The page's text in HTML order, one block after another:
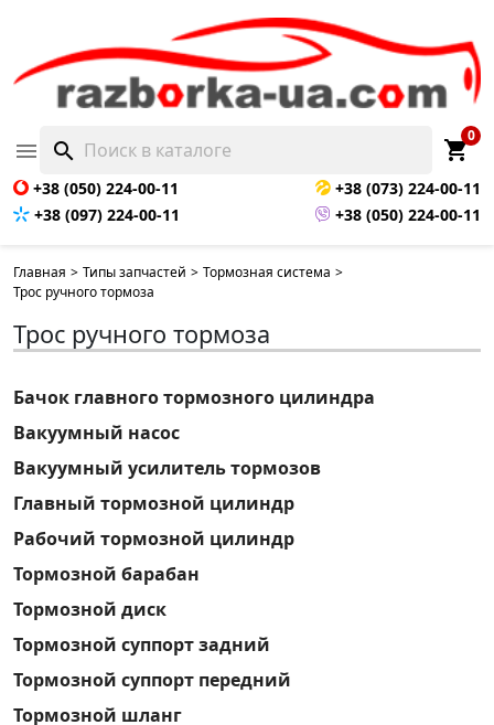
 search shopping_cart
0
+38 (050) 224-00-11
+38 (073) 224-00-11
+38 (097) 224-00-11
+38 (050) 224-00-11
Главная > Типы запчастей > Тормозная система >
Трос ручного тормоза
Трос ручного тормоза
Бачок главного тормозного цилиндра
Вакуумный насос
Вакуумный усилитель тормозов
Главный тормозной цилиндр
Рабочий тормозной цилиндр
Тормозной барабан
Тормозной диск
Тормозной суппорт задний
Тормозной суппорт передний
Тормозной шланг